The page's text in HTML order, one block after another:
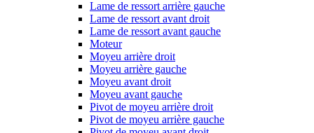
Lame de ressort arrière gauche
Lame de ressort avant droit
Lame de ressort avant gauche
Moteur
Moyeu arrière droit
Moyeu arrière gauche
Moyeu avant droit
Moyeu avant gauche
Pivot de moyeu arrière droit
Pivot de moyeu arrière gauche